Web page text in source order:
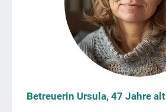
Betreuerin Ursula, 47 Jahre alt